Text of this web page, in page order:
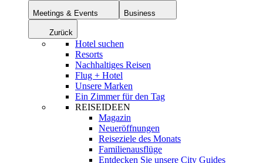
Meetings & Events Business
Zurück
Hotel suchen
Resorts
Nachhaltiges Reisen
Flug + Hotel
Unsere Marken
Ein Zimmer für den Tag
REISEIDEEN
Magazin
Neueröffnungen
Reiseziele des Monats
Familienausflüge
Entdecken Sie unsere City Guides